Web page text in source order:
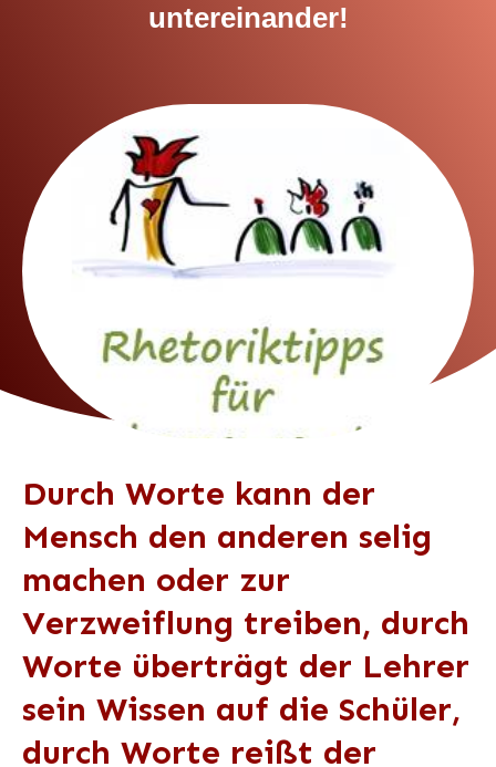
untereinander!
Durch Worte kann der
Mensch den anderen selig
machen oder zur
Verzweiflung treiben, durch
Worte überträgt der Lehrer
sein Wissen auf die Schüler,
durch Worte reißt der